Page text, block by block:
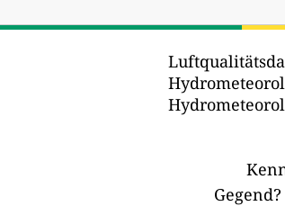
Gegend?